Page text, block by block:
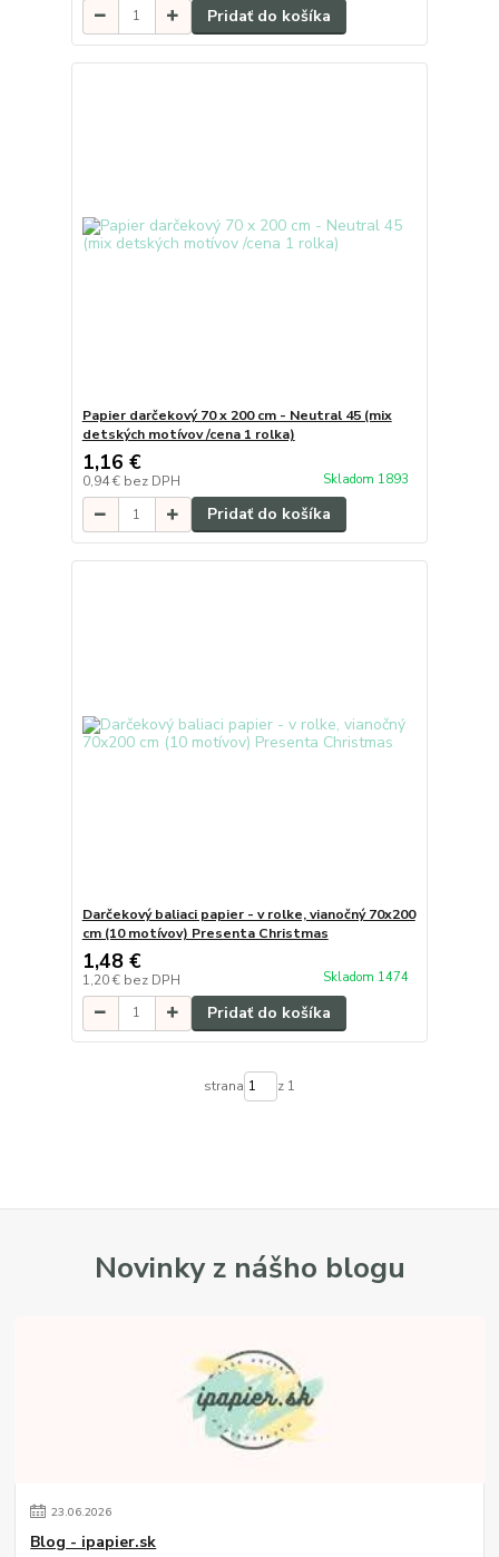
Pridať do košíka
Papier darčekový 70 x 200 cm - Neutral 45 (mix
detských motívov /cena 1 rolka)
1,16 €
0,94 € bez DPH Skladom 1893
Pridať do košíka
Darčekový baliaci papier - v rolke, vianočný 70x200
cm (10 motívov) Presenta Christmas
1,48 €
1,20 € bez DPH Skladom 1474
Pridať do košíka
strana z 1
Novinky z nášho blogu
23.06.2026
Blog - ipapier.sk